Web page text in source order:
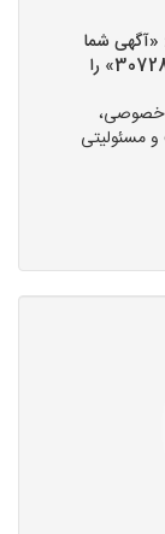
«آگهی شما
را در سایت هزار استاد دیده ام و کد «استاد-30728» را
خصوصی،
مسئولیتی